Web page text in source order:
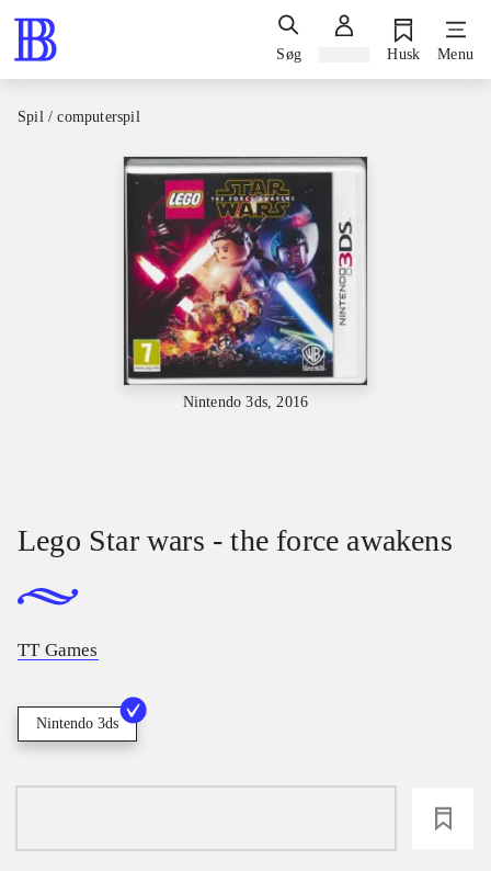
Søg Husk Menu
Spil / computerspil
Nintendo 3ds, 2016
Lego Star wars - the force awakens
TT Games
Nintendo 3ds